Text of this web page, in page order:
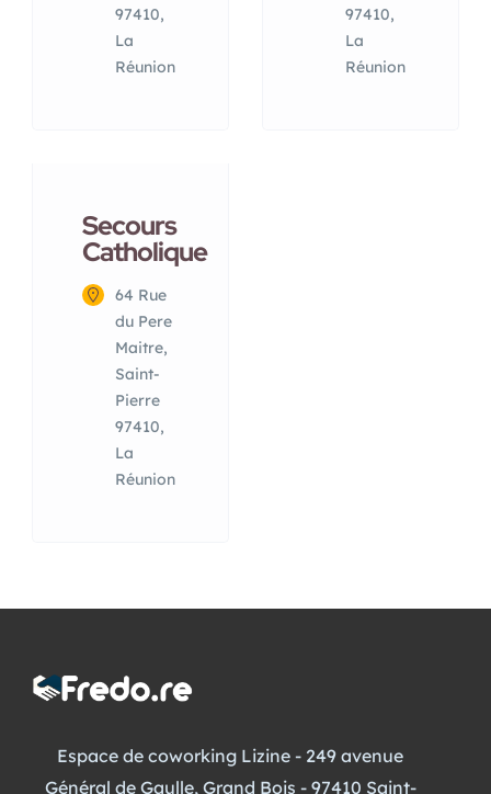
97410,
La
Réunion
97410,
La
Réunion
Secours
Catholique
64 Rue
du Pere
Maitre,
Saint-
Pierre
97410,
La
Réunion
Espace de coworking Lizine - 249 avenue
Général de Gaulle, Grand Bois - 97410 Saint-